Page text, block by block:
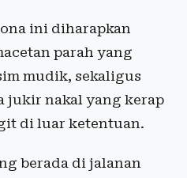
ini diharapkan
parah yang
mudik, sekaligus
jukir nakal yang kerap
di luar ketentuan.
berada di jalanan